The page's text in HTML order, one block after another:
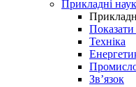
Прикладні
Показати
Техніка
Зв’язок